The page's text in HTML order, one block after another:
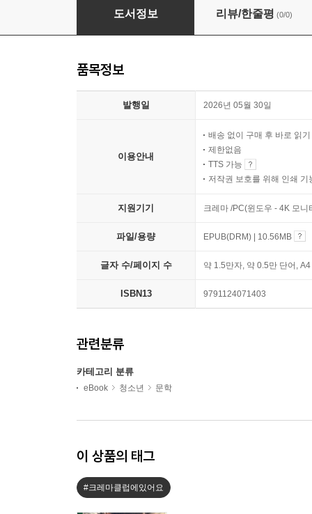
수문씹 수능 문학 김동인 눈보라/동업자 (중편)
도서정보 리뷰/한줄평 (0/0)
품목정보
발행일 2026년 05월 30일
이용안내
배송 없이 구매 후 바로 읽기
제한없음
TTS 가능
저작권 보호를 위해 인쇄 기
지원기기 크레마 /PC(윈도우 - 4K 모
파일/용량 EPUB(DRM) | 10.56MB
글자 수/페이지 수 약 1.5만자, 약 0.5만 단어,
ISBN13 9791124071403
관련분류
카테고리 분류
eBook 청소년 문학
이 상품의 태그
#크레마클럽에있어요